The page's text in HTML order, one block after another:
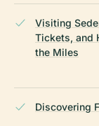
Visiting
Tickets, and
the Miles
Discovering